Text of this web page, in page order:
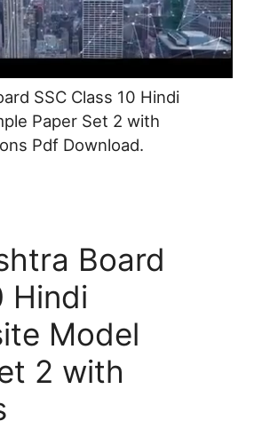
SSC Class 10 Hindi
Paper Set 2 with
Pdf Download.
Board
Hindi
Model
2 with